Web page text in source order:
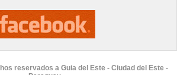
reservados a Guia del Este - Ciudad del Este -